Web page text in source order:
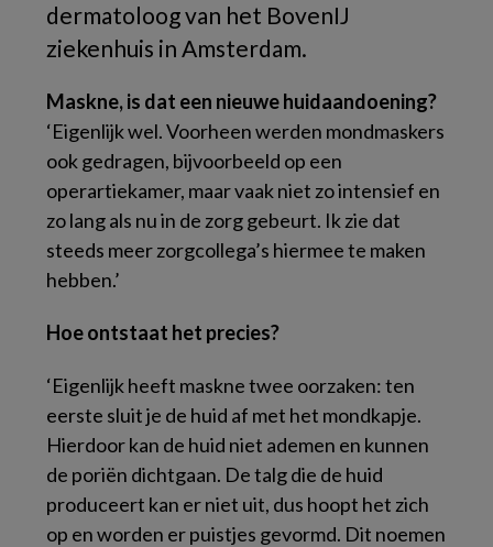
dermatoloog van het BovenIJ
ziekenhuis in Amsterdam.
Maskne, is dat een nieuwe huidaandoening?
‘Eigenlijk wel. Voorheen werden mondmaskers
ook gedragen, bijvoorbeeld op een
operartiekamer, maar vaak niet zo intensief en
zo lang als nu in de zorg gebeurt. Ik zie dat
steeds meer zorgcollega’s hiermee te maken
hebben.’
Hoe ontstaat het precies?
‘Eigenlijk heeft maskne twee oorzaken: ten
eerste sluit je de huid af met het mondkapje.
Hierdoor kan de huid niet ademen en kunnen
de poriën dichtgaan. De talg die de huid
produceert kan er niet uit, dus hoopt het zich
op en worden er puistjes gevormd. Dit noemen